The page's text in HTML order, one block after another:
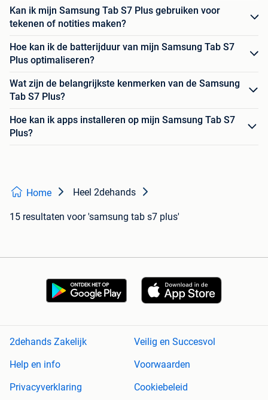
Kan ik mijn Samsung Tab S7 Plus gebruiken voor
tekenen of notities maken?
Hoe kan ik de batterijduur van mijn Samsung Tab S7
Plus optimaliseren?
Wat zijn de belangrijkste kenmerken van de Samsung
Tab S7 Plus?
Hoe kan ik apps installeren op mijn Samsung Tab S7
Plus?
Home Heel 2dehands
15 resultaten voor 'samsung tab s7 plus'
2dehands Zakelijk
Veilig en Succesvol
Help en info
Voorwaarden
Privacyverklaring
Cookiebeleid